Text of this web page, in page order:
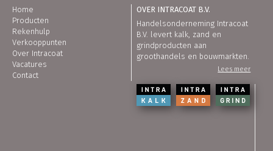
Home
Producten
Rekenhulp
Verkooppunten
Over Intracoat
Vacatures
Contact
OVER INTRACOAT B.V.
Handelsonderneming Intracoat
B.V. levert kalk, zand en
grindproducten aan
groothandels en bouwmarkten.
Lees meer